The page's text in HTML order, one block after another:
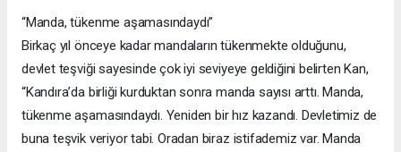
“Manda, tükenme aşamasındaydı”
Birkaç yıl önceye kadar mandaların tükenmekte olduğunu,
devlet teşviği sayesinde çok iyi seviyeye geldiğini belirten Kan,
“Kandıra’da birliği kurduktan sonra manda sayısı arttı. Manda,
tükenme aşamasındaydı. Yeniden bir hız kazandı. Devletimiz de
buna teşvik veriyor tabi. Oradan biraz istifademiz var. Manda